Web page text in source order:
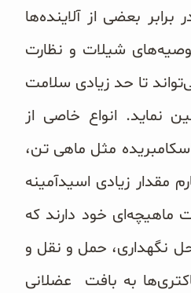
بعضی از آلاینده‌‌ها
شیلات و نظارت
تا حد زیادی سلامت
نماید. انواع خاصی از
اسکامبریده مثل ماهی تن،
مقدار زیادی اسیدآمینه
خود دارند که
نگهداری، حمل و نقل و
به بافت عضلانی